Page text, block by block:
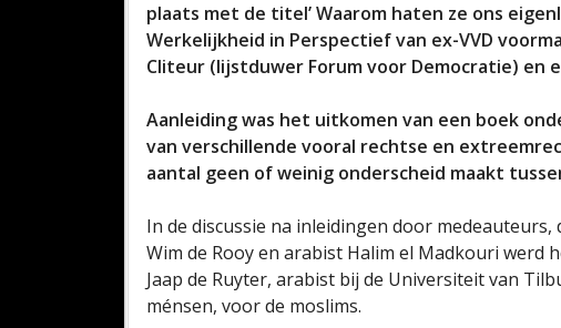
plaats met de titel’ Waarom haten ze ons
Werkelijkheid in Perspectief van ex-VVD
Cliteur (lijstduwer Forum voor Democratie) en
Aanleiding was het uitkomen van een boek
van verschillende vooral rechtse en
aantal geen of weinig onderscheid maakt
In de discussie na inleidingen door
Wim de Rooy en arabist Halim el Madkouri werd
Jaap de Ruyter, arabist bij de Universiteit van
ménsen, voor de moslims.